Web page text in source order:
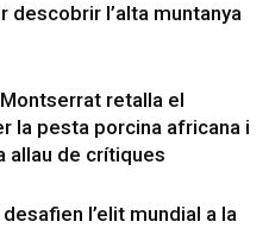
descobrir l’alta muntanya
retalla el
la pesta porcina africana i
allau de crítiques
l’elit mundial a la